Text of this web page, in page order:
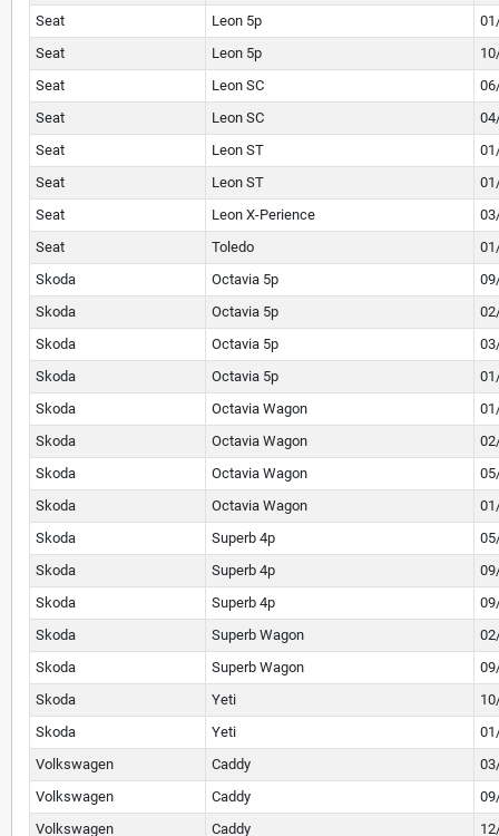
Seat
Leon 5p
Seat
Leon 5p
Seat
Leon SC
Seat
Leon SC
Seat
Leon ST
Seat
Leon ST
Seat
Leon X-Perience
Seat
Toledo
Skoda
Octavia 5p
Skoda
Octavia 5p
Skoda
Octavia 5p
Skoda
Octavia 5p
Skoda
Octavia Wagon
Skoda
Octavia Wagon
Skoda
Octavia Wagon
Skoda
Octavia Wagon
Skoda
Superb 4p
Skoda
Superb 4p
Skoda
Superb 4p
Skoda
Superb Wagon
Skoda
Superb Wagon
Skoda
Yeti
Skoda
Yeti
Volkswagen
Caddy
Volkswagen
Caddy
Volkswagen
Caddy